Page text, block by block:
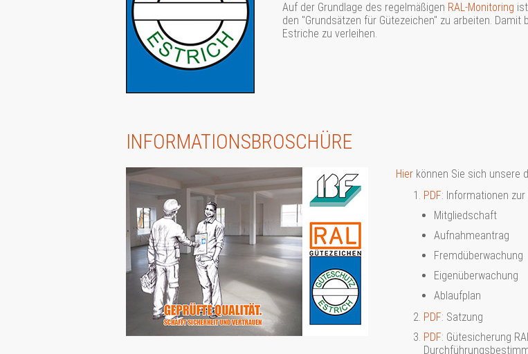
Auf der Grundlage des regelmäßigen RAL-Monitoring
den "Grundsätzen für Gütezeichen" zu arbeiten.
Estriche zu verleihen.
INFORMATIONSBROSCHÜRE
Hier können Sie sich unsere
PDF: Informationen
Mitgliedschaft
Aufnahmeantrag
Fremdüberwachung
Eigenüberwachung
Ablaufplan
PDF: Satzung
PDF: Gütesicherung